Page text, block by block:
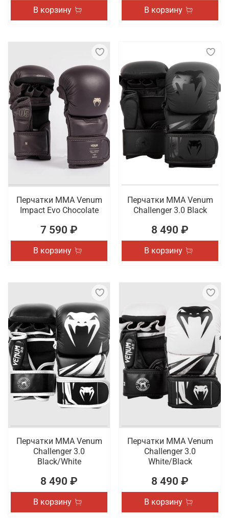
В корзину В корзину
Перчатки ММА Venum
Impact Evo Chocolate
7 590 ₽
В корзину
Перчатки ММА Venum
Challenger 3.0 Black
8 490 ₽
В корзину
Перчатки ММА Venum
Challenger 3.0
Black/White
8 490 ₽
В корзину
Перчатки ММА Venum
Challenger 3.0
White/Black
8 490 ₽
В корзину